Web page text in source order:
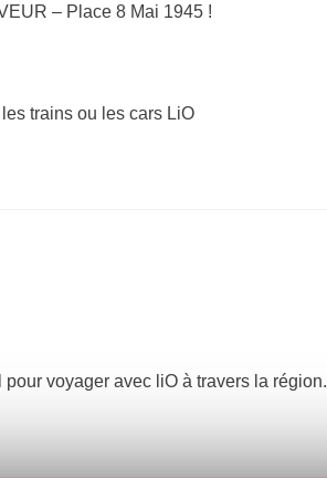
– Place 8 Mai 1945 !
trains ou les cars LiO
voyager avec liO à travers la région.